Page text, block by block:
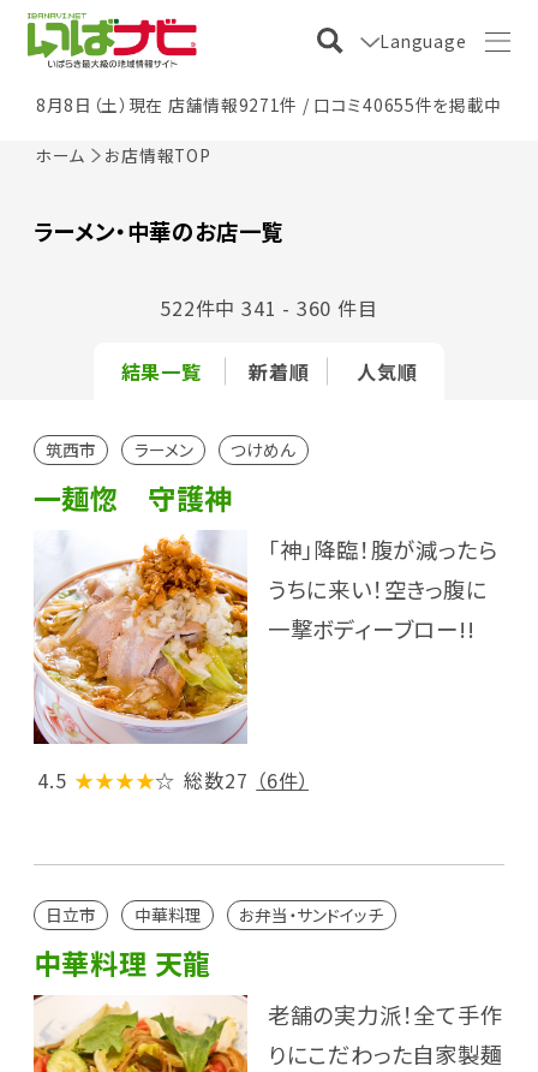
Language
8月8日（土）現在 店舗情報9271件 / 口コミ40655件を掲載中
ホーム お店情報TOP
ラーメン・中華のお店一覧
結果一覧 新着順 人気順
522件中 341 - 360 件目
筑西市 ラーメン つけめん
一麺惚 守護神
「神」降臨！腹が減ったら
うちに来い！空きっ腹に
一撃ボディーブロー!!
4.5 ★★★★☆ 総数27 （6件）
日立市 中華料理 お弁当・サンドイッチ
中華料理 天龍
老舗の実力派！全て手作
りにこだわった自家製麺